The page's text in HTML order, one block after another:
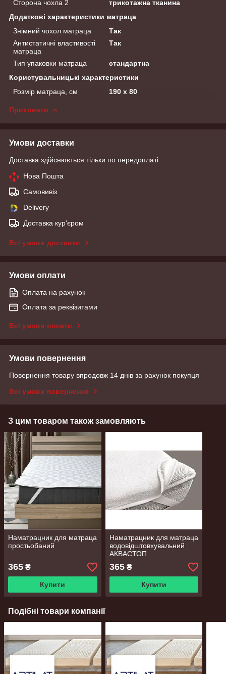
Сторона чохла 2
трикотажна тканина
Додаткові характеристики матраца
Знімний чохол матраца
Так
Антистатичні властивості
матраца
Так
Тип упаковки матраца
стандартна
Користувальницькі характеристики
Розмір матраца, см
190 х 80
Приховати
Умови доставки
Доставка здійснюється тільки по передоплаті.
Нова Пошта
Самовивіз
Delivery
Доставка кур'єром
Всі умови доставки
Умови оплати
Оплата на рахунок
Оплата за реквізитами
Всі умови оплати
Умови повернення
Повернення товару впродовж 14 днів за рахунок покупця
Всі умови повернення
З цим товаром також замовляють
Наматрацник для матраца
простьобаний
365 ₴
Купити
Наматрацник для матраца
водовідштовхувальний
АКВАСТОП
365₴
Купити
Подібні товари компанії